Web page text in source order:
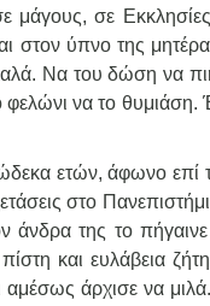
σε
στον ύπνο της
καλά. Να του δώση
να το θυμιάση.
ετών, άφωνο
στο
άνδρα της το
και ευλάβεια
άρχισε να